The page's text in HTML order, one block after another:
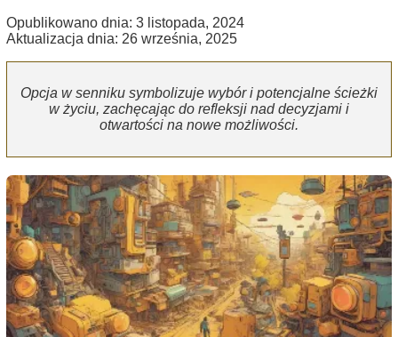
Opublikowano dnia: 3 listopada, 2024
Aktualizacja dnia: 26 września, 2025
Opcja w senniku symbolizuje wybór i potencjalne ścieżki
w życiu, zachęcając do refleksji nad decyzjami i
otwartości na nowe możliwości.